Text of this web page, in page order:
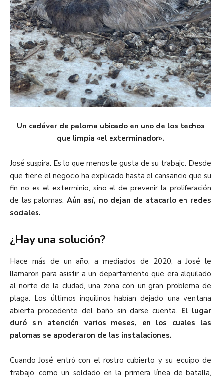
Un cadáver de paloma ubicado en uno de los techos
que limpia «el exterminador».
José suspira. Es lo que menos le gusta de su trabajo. Desde
que tiene el negocio ha explicado hasta el cansancio que su
fin no es el exterminio, sino el de prevenir la proliferación
de las palomas. Aún así, no dejan de atacarlo en redes
sociales.
¿Hay una solución?
Hace más de un año, a mediados de 2020, a José le
llamaron para asistir a un departamento que era alquilado
al norte de la ciudad, una zona con un gran problema de
plaga. Los últimos inquilinos habían dejado una ventana
abierta procedente del baño sin darse cuenta. El lugar
duró sin atención varios meses, en los cuales las
palomas se apoderaron de las instalaciones.
Cuando José entró con el rostro cubierto y su equipo de
trabajo, como un soldado en la primera línea de batalla,